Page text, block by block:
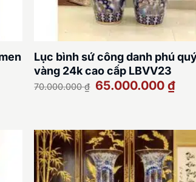
₫.
Lục bình sứ công danh phú
vàng 24k cao cấp LBVV23
70.000.000₫ Giá
gốc
65.000.000 ₫Giá
hiện